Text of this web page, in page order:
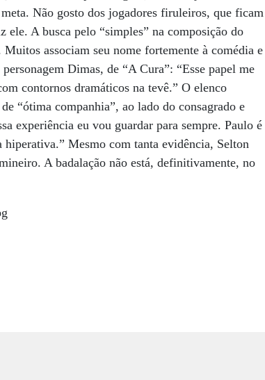
Não gosto dos jogadores firuleiros, que ficam
ele. A busca pelo “simples” na composição do
associam seu nome fortemente à comédia e
Dimas, de “A Cura”: “Esse papel me
contornos dramáticos na tevê.” O elenco
“ótima companhia”, ao lado do consagrado e
experiência eu vou guardar para sempre. Paulo é
Mesmo com tanta evidência, Selton
A badalação não está, definitivamente, no